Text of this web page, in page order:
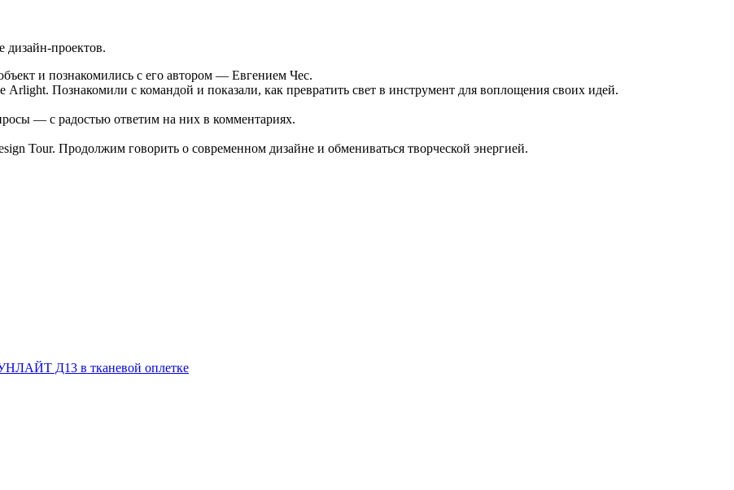
дизайн-проектов.
и познакомились с его автором — Евгением Чес.
Познакомили с командой и показали, как превратить свет в инструмент для воплощения своих идей.
— с радостью ответим на них в комментариях.
Tour. Продолжим говорить о современном дизайне и обмениваться творческой энергией.
Д13 в тканевой оплетке